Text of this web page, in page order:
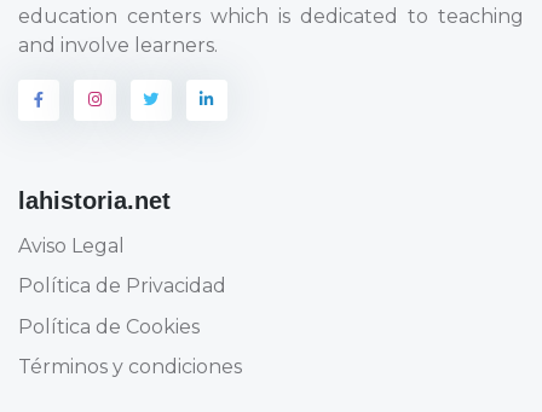
education centers which is dedicated to teaching
and involve learners.
lahistoria.net
Aviso Legal
Política de Privacidad
Política de Cookies
Términos y condiciones